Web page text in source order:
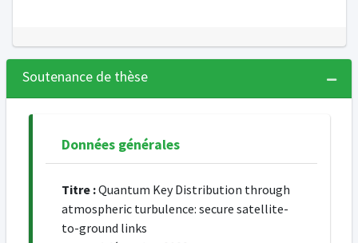
Soutenance de thèse
Données générales
Titre :Quantum Key Distribution through
atmospheric turbulence: secure satellite-
to-ground links